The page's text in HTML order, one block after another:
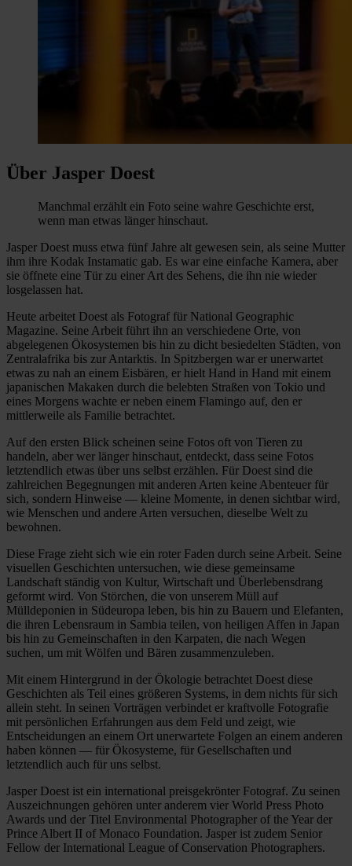
Über Jasper Doest
Manchmal erzählt ein Foto seine wahre Geschichte erst,
wenn man etwas länger hinschaut.
Jasper Doest muss etwa fünf Jahre alt gewesen sein, als seine Mutter
ihm ihre Kodak Instamatic gab. Es war eine einfache Kamera, aber
sie öffnete eine Tür zu einer Art des Sehens, die ihn nie wieder
losgelassen hat.
Heute arbeitet Doest als Fotograf für National Geographic
Magazine. Seine Arbeit führt ihn an verschiedene Orte, von
abgelegenen Ökosystemen bis hin zu dicht besiedelten Städten, von
Zentralafrika bis zur Antarktis. In Spitzbergen war er unerwartet
etwas zu nah an einem Eisbären, er hielt Hand in Hand mit einem
japanischen Makaken durch die belebten Straßen von Tokio und
eines Morgens wachte er neben einem Flamingo auf, den er
mittlerweile als Familie betrachtet.
Auf den ersten Blick scheinen seine Fotos oft von Tieren zu
handeln, aber wer länger hinschaut, entdeckt, dass seine Fotos
letztendlich etwas über uns selbst erzählen. Für Doest sind die
zahlreichen Begegnungen mit anderen Arten keine Abenteuer für
sich, sondern Hinweise — kleine Momente, in denen sichtbar wird,
wie Menschen und andere Arten versuchen, dieselbe Welt zu
bewohnen.
Diese Frage zieht sich wie ein roter Faden durch seine Arbeit. Seine
visuellen Geschichten untersuchen, wie diese gemeinsame
Landschaft ständig von Kultur, Wirtschaft und Überlebensdrang
geformt wird. Von Störchen, die von unserem Müll auf
Mülldeponien in Südeuropa leben, bis hin zu Bauern und Elefanten,
die ihren Lebensraum in Sambia teilen, von heiligen Affen in Japan
bis hin zu Gemeinschaften in den Karpaten, die nach Wegen
suchen, um mit Wölfen und Bären zusammenzuleben.
Mit einem Hintergrund in der Ökologie betrachtet Doest diese
Geschichten als Teil eines größeren Systems, in dem nichts für sich
allein steht. In seinen Vorträgen verbindet er kraftvolle Fotografie
mit persönlichen Erfahrungen aus dem Feld und zeigt, wie
Entscheidungen an einem Ort unerwartete Folgen an einem anderen
haben können — für Ökosysteme, für Gesellschaften und
letztendlich auch für uns selbst.
Jasper Doest ist ein international preisgekrönter Fotograf. Zu seinen
Auszeichnungen gehören unter anderem vier World Press Photo
Awards und der Titel Environmental Photographer of the Year der
Prince Albert II of Monaco Foundation. Jasper ist zudem Senior
Fellow der International League of Conservation Photographers.